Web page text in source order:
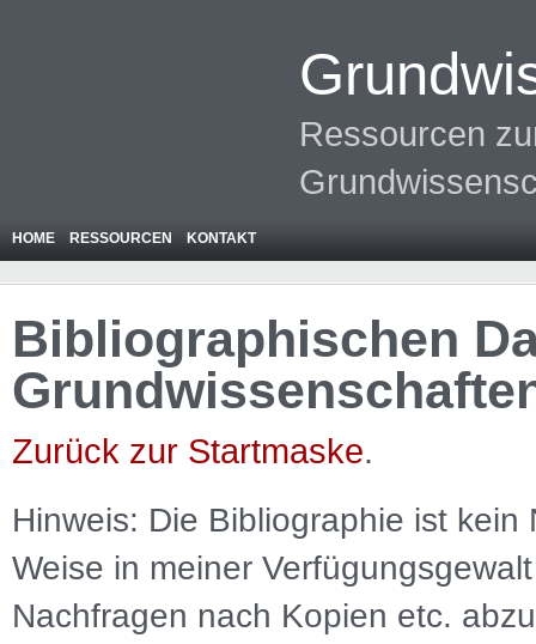
Ressourcen
HOME RESSOURCEN KONTAKT
Bibliographischen
Zurück zur Startmaske.
Hinweis: Die Bibliographie ist kein
Weise in meiner
Nachfragen nach Kopien etc.